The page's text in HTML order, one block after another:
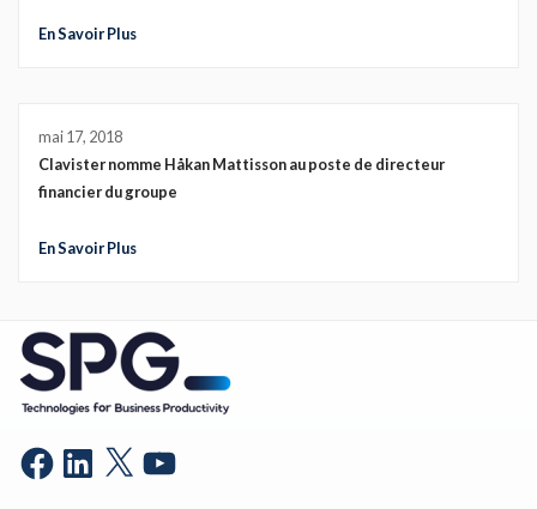
En Savoir Plus
mai 17, 2018
Clavister nomme Håkan Mattisson au poste de directeur
financier du groupe
En Savoir Plus